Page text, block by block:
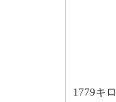
1779キロ